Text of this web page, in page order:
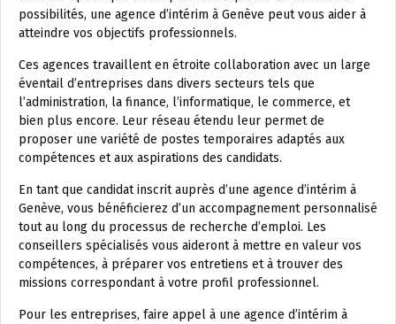
possibilités, une agence d’intérim à Genève peut vous aider à
atteindre vos objectifs professionnels.
Ces agences travaillent en étroite collaboration avec un large
éventail d’entreprises dans divers secteurs tels que
l’administration, la finance, l’informatique, le commerce, et
bien plus encore. Leur réseau étendu leur permet de
proposer une variété de postes temporaires adaptés aux
compétences et aux aspirations des candidats.
En tant que candidat inscrit auprès d’une agence d’intérim à
Genève, vous bénéficierez d’un accompagnement personnalisé
tout au long du processus de recherche d’emploi. Les
conseillers spécialisés vous aideront à mettre en valeur vos
compétences, à préparer vos entretiens et à trouver des
missions correspondant à votre profil professionnel.
Pour les entreprises, faire appel à une agence d’intérim à